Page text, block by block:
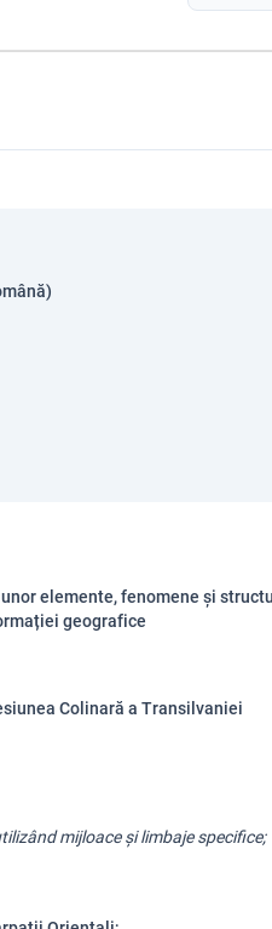
elemente, fenomene și
geografice
Colinară a Transilvaniei
mijloace și limbaje specifice;